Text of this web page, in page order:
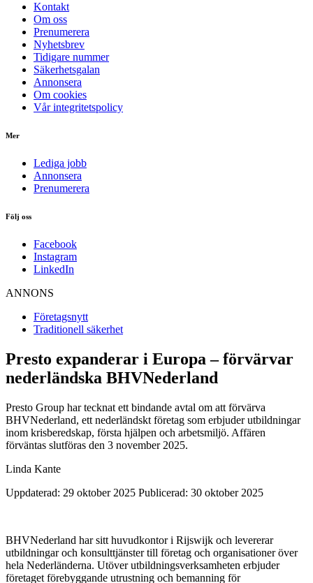
Kontakt
Om oss
Prenumerera
Nyhetsbrev
Tidigare nummer
Säkerhetsgalan
Annonsera
Om cookies
Vår integritetspolicy
Mer
Lediga jobb
Annonsera
Prenumerera
Följ oss
Facebook
Instagram
LinkedIn
ANNONS
Företagsnytt
Traditionell säkerhet
Presto expanderar i Europa – förvärvar
nederländska BHVNederland
Presto Group har tecknat ett bindande avtal om att förvärva
BHVNederland, ett nederländskt företag som erbjuder utbildningar
inom krisberedskap, första hjälpen och arbetsmiljö. Affären
förväntas slutföras den 3 november 2025.
Linda Kante
Uppdaterad: 29 oktober 2025 Publicerad: 30 oktober 2025
BHVNederland har sitt huvudkontor i Rijswijk och levererar
utbildningar och konsulttjänster till företag och organisationer över
hela Nederländerna. Utöver utbildningsverksamheten erbjuder
företaget förebyggande utrustning och bemanning för